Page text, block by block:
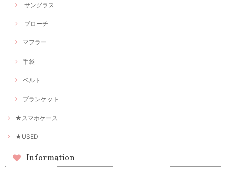
サングラス
ブローチ
マフラー
手袋
ベルト
ブランケット
★スマホケース
★USED
Information